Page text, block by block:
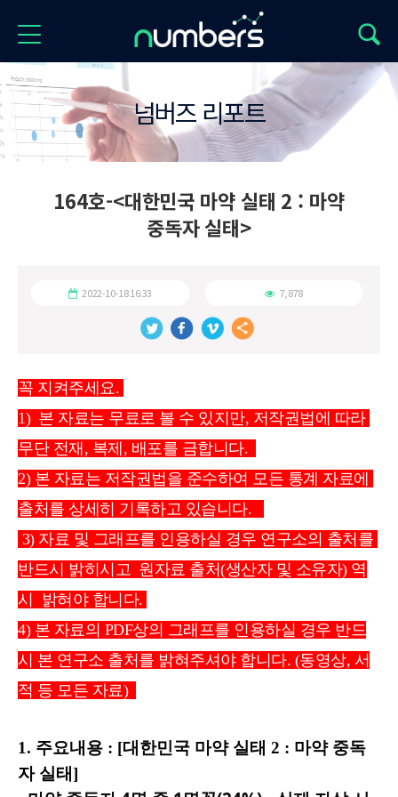
넘버즈 리포트
164호-<대한민국 마약 실태 2 : 마약
중독자 실태>
2022-10-18 16:33 7,878
꼭 지켜주세요.
1)  본 자료는 무료로 볼 수 있지만, 저작권법에 따라
무단 전재, 복제, 배포를 금합니다.
2) 본 자료는 저작권법을 준수하여 모든 통계 자료에
출처를 상세히 기록하고 있습니다.
반드시 밝히시고  원자료 출처(생산자 및 소유자) 역
시  밝혀야 합니다.
4) 본 자료의 PDF상의 그래프를 인용하실 경우 반드
시 본 연구소 출처를 밝혀주셔야 합니다. (동영상, 서
적 등 모든 자료)
1. 주요내용 : [대한민국 마약 실태 2 : 마약 중독
자 실태]